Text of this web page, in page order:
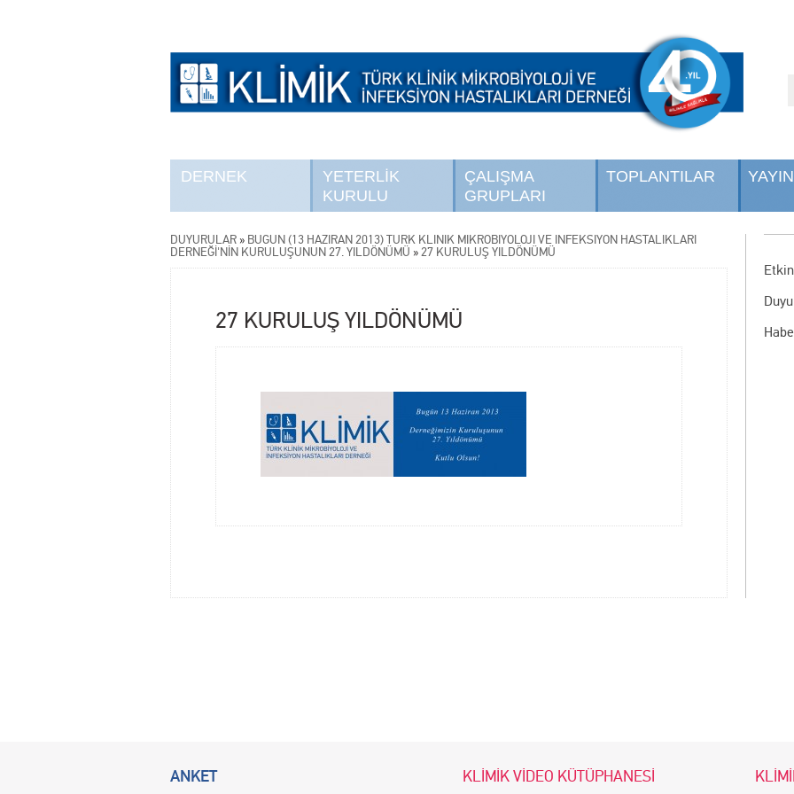
DERNEK
YETERLİK
KURULU
ÇALIŞMA
GRUPLARI
TOPLANTILAR
DUYURULAR » BUGÜN (13 HAZİRAN 2013) TÜRK KLİNİK MİKROBİYOLOJİ VE İNFEKSİYON HASTALIKLARI
DERNEĞİ'NİN KURULUŞUNUN 27. YILDÖNÜMÜ »27 KURULUŞ YILDÖNÜMÜ
27 KURULUŞ YILDÖNÜMÜ
ANKET KLİMİK VİDEO KÜTÜPHANESİ